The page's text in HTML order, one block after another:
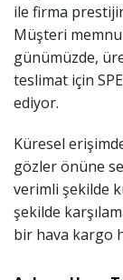
ile firma
Müşteri
günümüzde,
teslimat için
ediyor.
Küresel
gözler önüne
verimli şekilde
şekilde
bir hava kargo